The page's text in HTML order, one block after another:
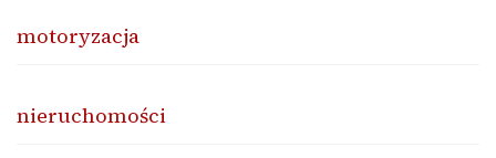
motoryzacja
nieruchomości